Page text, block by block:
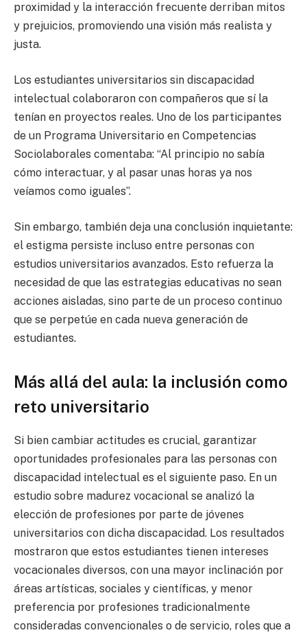
proximidad y la interacción frecuente derriban mitos
y prejuicios, promoviendo una visión más realista y
justa.
Los estudiantes universitarios sin discapacidad
intelectual colaboraron con compañeros que sí la
tenían en proyectos reales. Uno de los participantes
de un Programa Universitario en Competencias
Sociolaborales comentaba: “Al principio no sabía
cómo interactuar, y al pasar unas horas ya nos
veíamos como iguales”.
Sin embargo, también deja una conclusión inquietante:
el estigma persiste incluso entre personas con
estudios universitarios avanzados. Esto refuerza la
necesidad de que las estrategias educativas no sean
acciones aisladas, sino parte de un proceso continuo
que se perpetúe en cada nueva generación de
estudiantes.
Más allá del aula: la inclusión como
reto universitario
Si bien cambiar actitudes es crucial, garantizar
oportunidades profesionales para las personas con
discapacidad intelectual es el siguiente paso. En un
estudio sobre madurez vocacional se analizó la
elección de profesiones por parte de jóvenes
universitarios con dicha discapacidad. Los resultados
mostraron que estos estudiantes tienen intereses
vocacionales diversos, con una mayor inclinación por
áreas artísticas, sociales y científicas, y menor
preferencia por profesiones tradicionalmente
consideradas convencionales o de servicio, roles que a